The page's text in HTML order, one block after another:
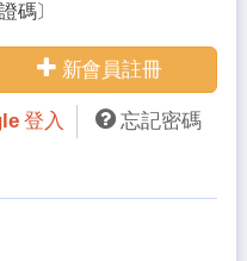
碼〕
新會員註冊
登入 忘記密碼